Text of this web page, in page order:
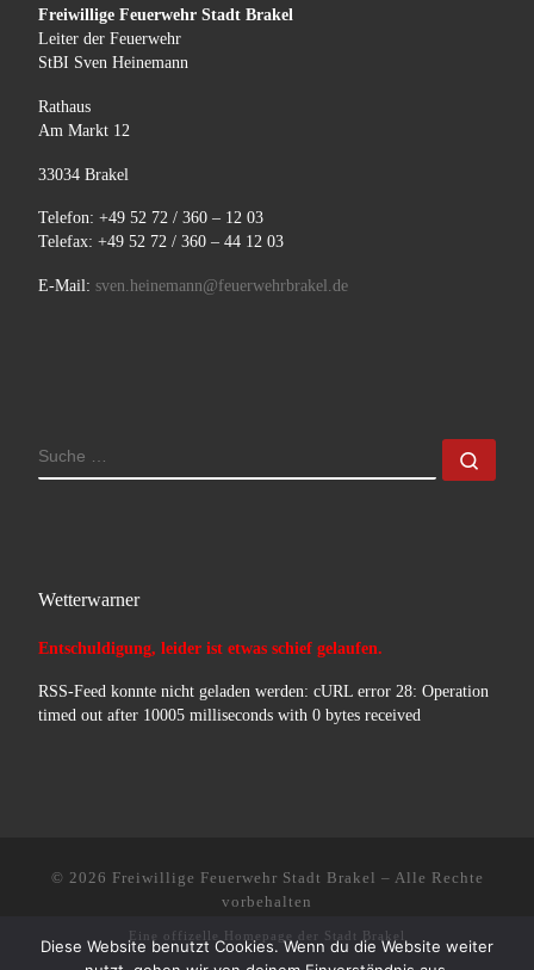
Freiwillige Feuerwehr Stadt Brakel
Leiter der Feuerwehr
StBI Sven Heinemann
Rathaus
Am Markt 12
33034 Brakel
Telefon: +49 52 72 / 360 – 12 03
Telefax: +49 52 72 / 360 – 44 12 03
E-Mail: sven.heinemann@feuerwehrbrakel.de
SUCHE
Wetterwarner
Entschuldigung, leider ist etwas schief gelaufen.
RSS-Feed konnte nicht geladen werden: cURL error 28: Operation
timed out after 10005 milliseconds with 0 bytes received
© 2026 Freiwillige Feuerwehr Stadt Brakel – Alle Rechte
vorbehalten
Eine offizelle Homepage der Stadt Brakel
Diese Website benutzt Cookies. Wenn du die Website weiter